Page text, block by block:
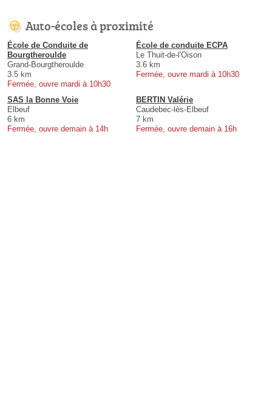
Auto-écoles à proximité
École de Conduite de
Bourgtheroulde
Grand-Bourgtheroulde
3.5 km
Fermée, ouvre mardi à 10h30
École de conduite ECPA
Le Thuit-de-l'Oison
3.6 km
Fermée, ouvre mardi à 10h30
SAS la Bonne Voie
Elbeuf
6 km
Fermée, ouvre demain à 14h
BERTIN Valérie
Caudebec-lès-Elbeuf
7 km
Fermée, ouvre demain à 16h